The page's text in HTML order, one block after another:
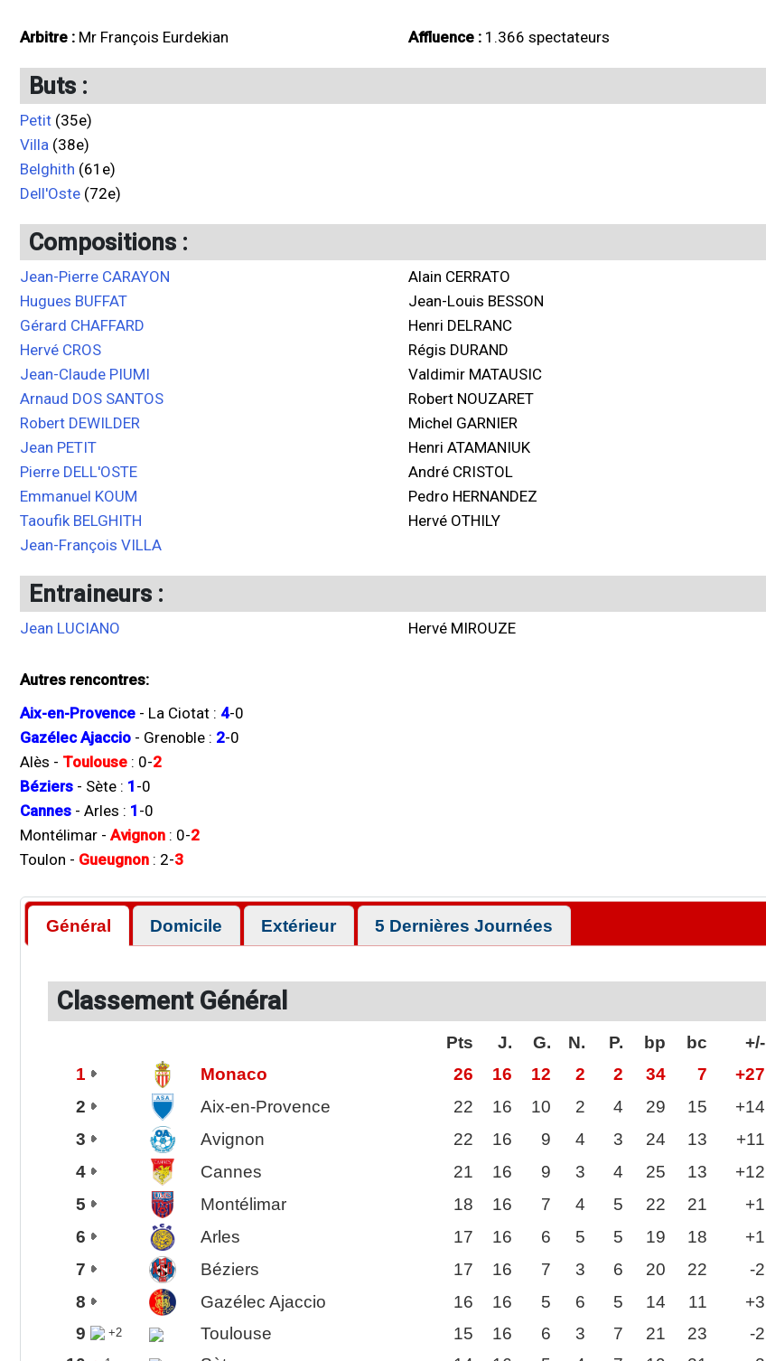
Arbitre : Mr François Eurdekian Affluence : 1.366 spectateurs
Buts :
Petit (35e)
Villa (38e)
Belghith (61e)
Dell'Oste (72e)
Compositions :
Jean-Pierre CARAYON
Hugues BUFFAT
Gérard CHAFFARD
Hervé CROS
Jean-Claude PIUMI
Arnaud DOS SANTOS
Robert DEWILDER
Jean PETIT
Pierre DELL'OSTE
Emmanuel KOUM
Taoufik BELGHITH
Jean-François VILLA
Alain CERRATO
Jean-Louis BESSON
Henri DELRANC
Régis DURAND
Valdimir MATAUSIC
Robert NOUZARET
Michel GARNIER
Henri ATAMANIUK
André CRISTOL
Pedro HERNANDEZ
Hervé OTHILY
Entraineurs :
Jean LUCIANO Hervé MIROUZE
Autres rencontres:
Aix-en-Provence - La Ciotat : 4-0
Gazélec Ajaccio - Grenoble : 2-0
Alès - Toulouse : 0-2
Béziers - Sète : 1 -0
Cannes - Arles : 1 -0
Montélimar - Avignon : 0-2
Toulon - Gueugnon : 2-3
Général Domicile Extérieur 5 Dernières Journées
Classement Général
Pts J. G. N. P. bp bc
+/-
1
Monaco 26 16 12 2 2 34 7
+27
2
Aix-en-Provence 22 16 10 2 4 29 15
+14
3
Avignon 22 16 9 4 3 24 13
+11
4
Cannes 21 16 9 3 4 25 13
+12
5
Montélimar 18 16 7 4 5 22 21
+1
6
Arles 17 16 6 5 5 19 18
+1
7
Béziers 17 16 7 3 6 20 22
-2
8
Gazélec Ajaccio 16 16 5 6 5 14 11
+3
9
+2 Toulouse 15 16 6 3 7 21 23
-2